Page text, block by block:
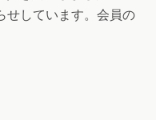
せしています。会員の